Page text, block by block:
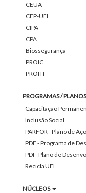
CEUA
CEP-UEL
CIPA
CPA
Biossegurança
PROIC
PROITI
PROGRAMAS /
Capacitação
Inclusão Social
PARFOR - Plano de
PDE - Programa de
PDI - Plano de
Recicla UEL
NÚCLEOS